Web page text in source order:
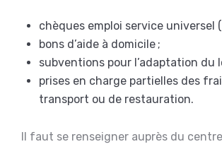
chèques emploi service universel
bons d’aide à domicile ;
subventions pour l’adaptation du
prises en charge partielles des
transport ou de restauration.
Il faut se renseigner auprès du